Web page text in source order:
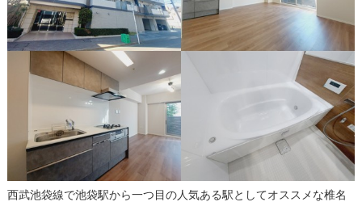
西武池袋線で池袋駅から一つ目の人気ある駅としてオススメな椎名